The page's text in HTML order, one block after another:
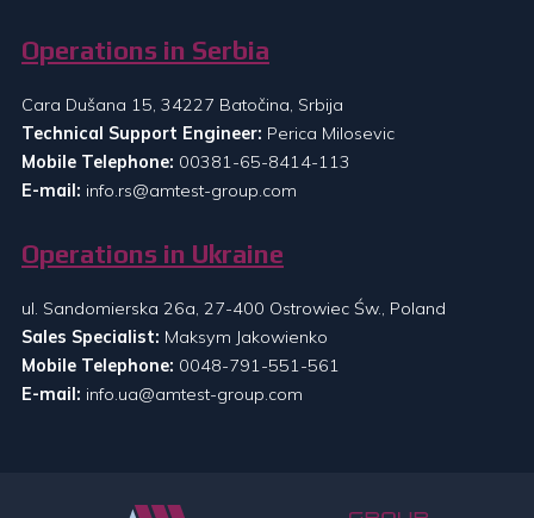
Operations in Serbia
Cara Dušana 15, 34227 Batočina, Srbija
Technical Support Engineer: Perica Milosevic
Mobile Telephone: 00381-65-8414-113
E-mail: info.rs@amtest-group.com
Operations in Ukraine
ul. Sandomierska 26a, 27-400 Ostrowiec Św., Poland
Sales Specialist: Maksym Jakowienko
Mobile Telephone: 0048-791-551-561
E-mail: info.ua@amtest-group.com